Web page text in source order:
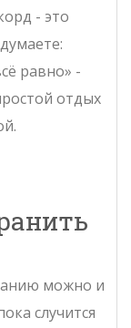
- это
равно» -
отдых
можно и
случится